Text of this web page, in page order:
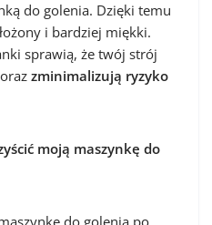
do golenia. Dzięki temu
i bardziej miękki.
sprawią, że twój strój
zminimalizują ryzyko
moją maszynkę do
do golenia po